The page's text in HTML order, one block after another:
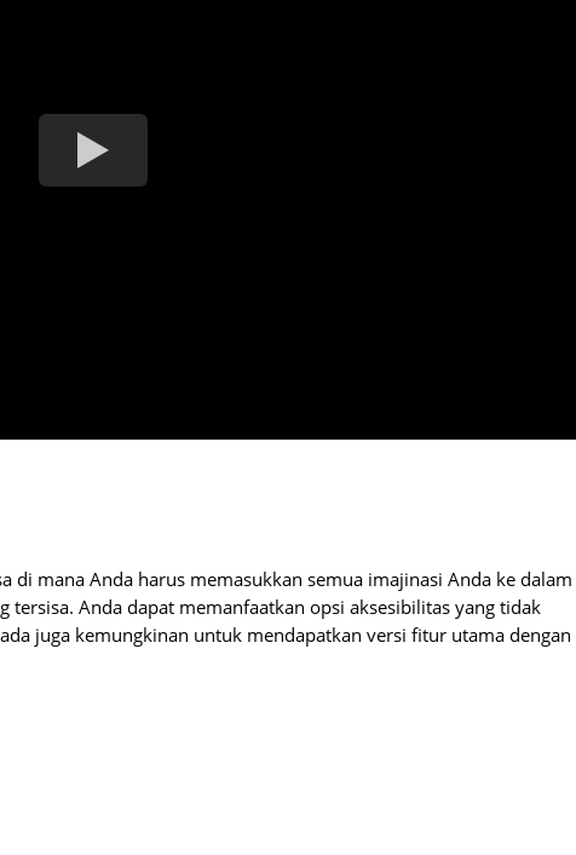
di mana Anda harus memasukkan semua imajinasi Anda ke dalam
tersisa. Anda dapat memanfaatkan opsi aksesibilitas yang tidak
juga kemungkinan untuk mendapatkan versi fitur utama dengan